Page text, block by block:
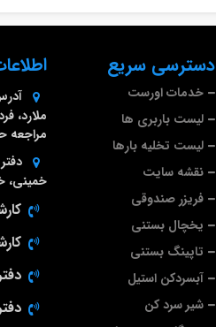
دسترسی سریع
خدمات اورست
لیست باربری ها
لیست تخلیه بارها
نقشه سایت
فریزر صندوقی
یخچال بستنی
تاپینگ بستنی
آبسردکن استیل
شیر سرد کن
مراجعه
خمینی،